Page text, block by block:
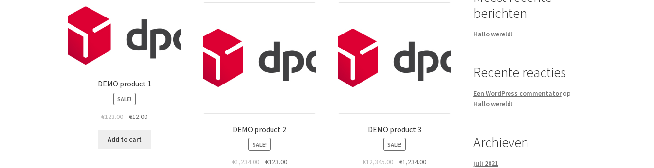
DEMO product 1
SALE!
€123.00 €12.00
Add to cart
DEMO product 2
SALE!
€1,234.00 €123.00
DEMO product 3
SALE!
€12,345.00 €1,234.00
berichten
Hallo wereld!
Recente reacties
Een WordPress commentatorop
Hallo wereld!
Archieven
juli 2021